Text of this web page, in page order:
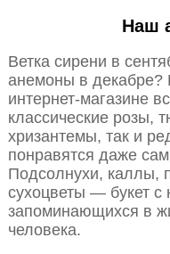
Наш
Ветка сирени в
анемоны в
интернет-магазине
классические розы,
хризантемы, так и
понравятся даже
Подсолнухи, каллы,
сухоцветы — букет с
запоминающихся в
человека.